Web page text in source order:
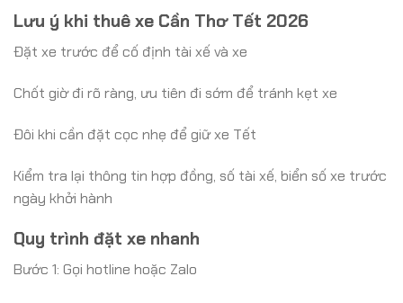
Lưu ý khi thuê xe Cần Thơ Tết 2026
Đặt xe trước để cố định tài xế và xe
Chốt giờ đi rõ ràng, ưu tiên đi sớm để tránh kẹt xe
Đôi khi cần đặt cọc nhẹ để giữ xe Tết
Kiểm tra lại thông tin hợp đồng, số tài xế, biển số xe trước
ngày khởi hành
Quy trình đặt xe nhanh
Bước 1: Gọi hotline hoặc Zalo